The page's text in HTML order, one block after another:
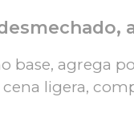
base, agrega
ligera,